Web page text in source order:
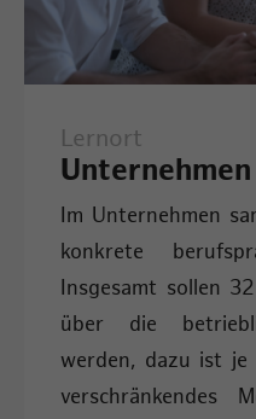
Lernort
Unternehmen
Im Unternehmen
konkrete
Insgesamt sollen
über die
werden, dazu ist je
verschränkendes